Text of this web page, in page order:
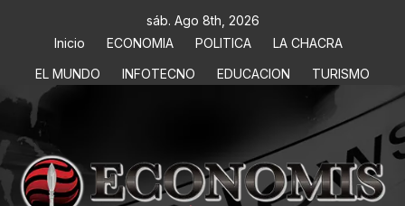
sáb. Ago 8th, 2026
Inicio
ECONOMIA POLITICA
LA CHACRA
EL MUNDO
INFOTECNO EDUCACION TURISMO